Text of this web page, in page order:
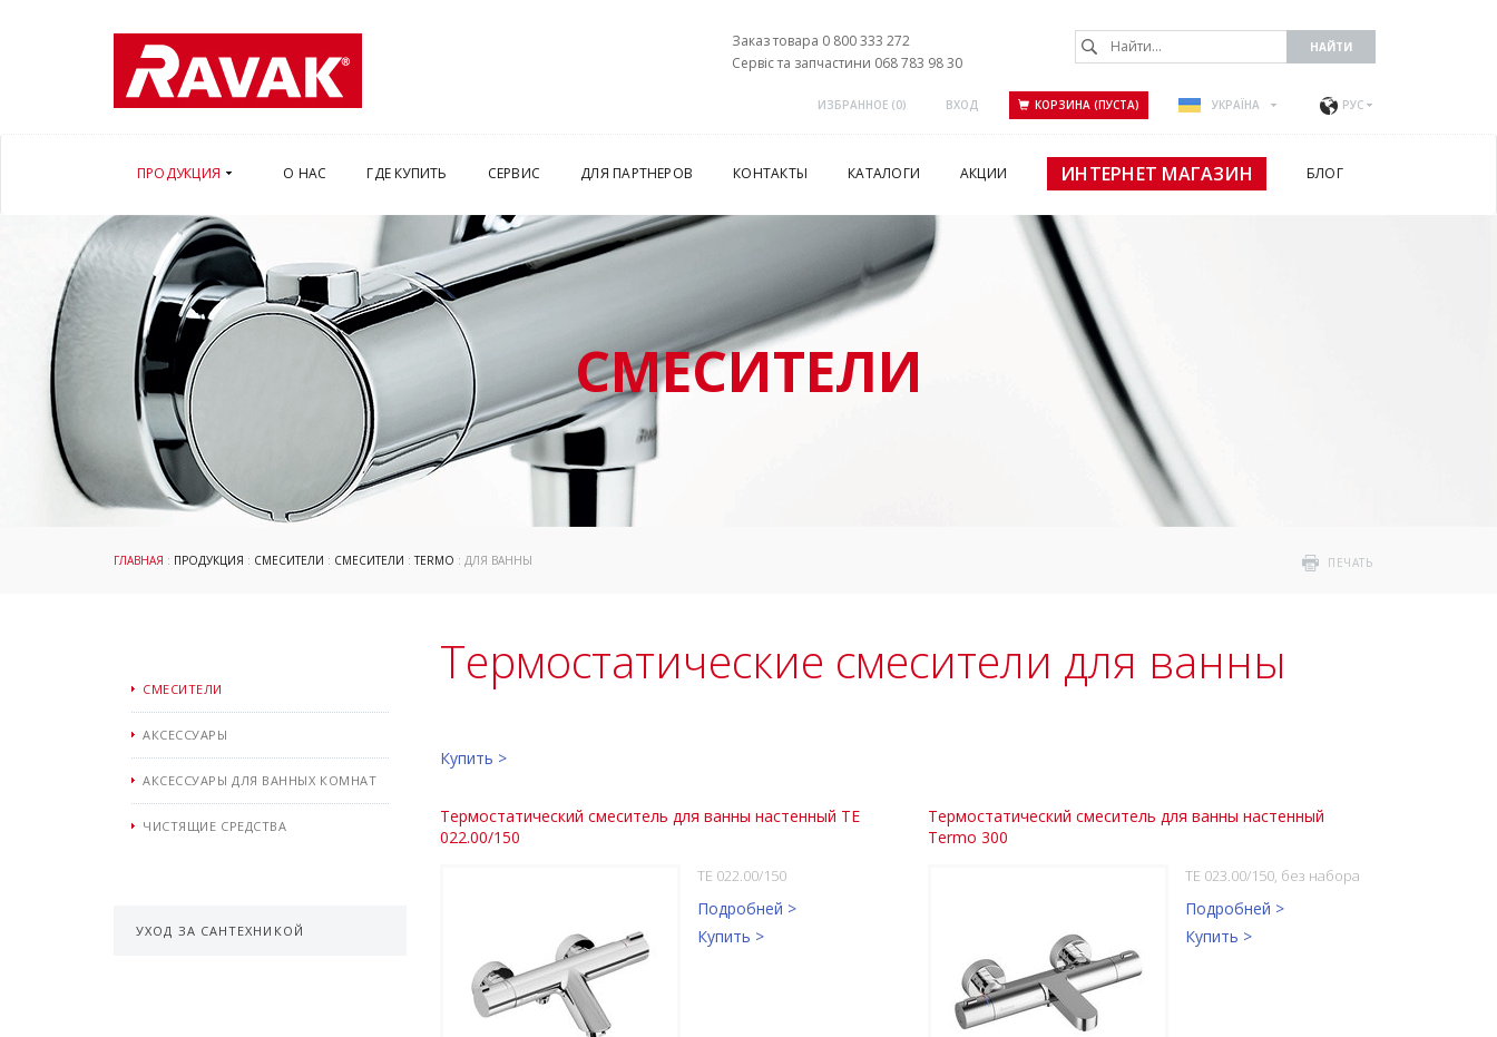
Заказ товара 0 800 333 272
Сервіс та запчастини 068 783 98 30
ИЗБРАННОЕ (0) ВХОД КОРЗИНА (ПУСТА) УКРАЇНА РУС
ПРОДУКЦИЯ О НАС ГДЕ КУПИТЬ СЕРВИС ДЛЯ ПАРТНЕРОВ КОНТАКТЫ КАТАЛОГИ АКЦИИ ИНТЕРНЕТ МАГАЗИН БЛОГ
СМЕСИТЕЛИ
ПЕЧАТЬ
ГЛАВНАЯ : ПРОДУКЦИЯ : СМЕСИТЕЛИ : СМЕСИТЕЛИ :TERMO : ДЛЯ ВАННЫ
СМЕСИТЕЛИ
АКСЕССУАРЫ
АКСЕССУАРЫ ДЛЯ ВАННЫХ КОМНАТ
ЧИСТЯЩИЕ СРЕДСТВА
УХОД ЗА САНТЕХНИКОЙ
Термостатические смесители для ванны
Купить >
Термостатический смеситель для ванны настенный TE
022.00/150
TE 022.00/150
Подробней >
Купить >
Термостатический смеситель для ванны настенный
Termo 300
TE 023.00/150, без набора
Подробней >
Купить >